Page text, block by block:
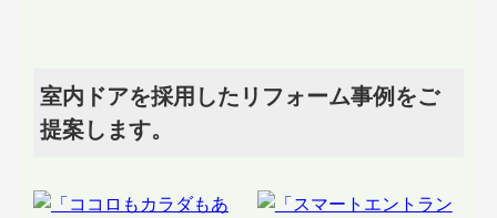
室内ドアを採用したリフォーム事例をご
提案します。